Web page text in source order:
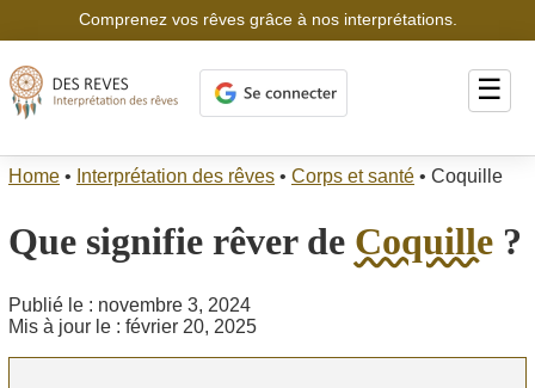
Comprenez vos rêves grâce à nos interprétations.
☰
Home • Interprétation des rêves • Corps et santé • Coquille
Que signifie rêver de Coquille ?
Publié le : novembre 3, 2024
Mis à jour le : février 20, 2025